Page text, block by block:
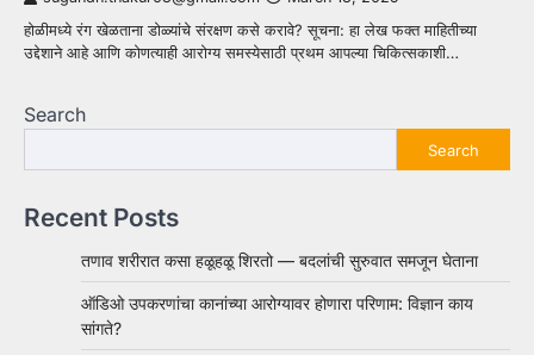
होळीमध्ये रंग खेळताना डोळ्यांचे संरक्षण कसे करावे? सूचना: हा लेख फक्त माहितीच्या
उद्देशाने आहे आणि कोणत्याही आरोग्य समस्येसाठी प्रथम आपल्या चिकित्सकाशी…
Search
Search
Recent Posts
तणाव शरीरात कसा हळूहळू शिरतो — बदलांची सुरुवात समजून घेताना
ऑडिओ उपकरणांचा कानांच्या आरोग्यावर होणारा परिणाम: विज्ञान काय
सांगते?